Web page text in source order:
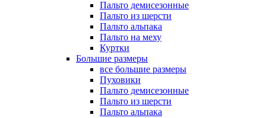
Пальто демисезонные
Пальто из шерсти
Пальто альпака
Пальто на меху
Куртки
Большие размеры
все большие размеры
Пуховики
Пальто демисезонные
Пальто из шерсти
Пальто альпака